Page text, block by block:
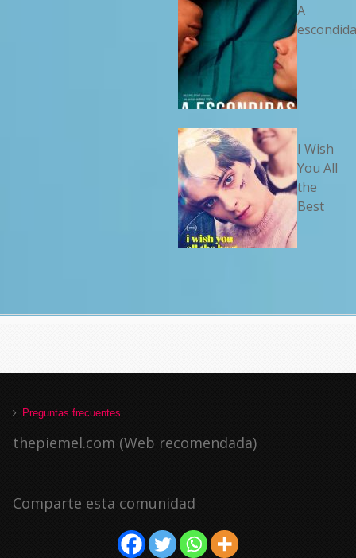
A
I Wish
You All
the
Best
Preguntas frecuentes
thepiemel.com (Web recomendada)
Comparte esta comunidad